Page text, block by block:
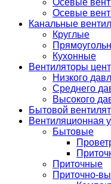
Осевые
Осевые
Канальные
Круглые
Кухонные
Вентиляторы
Низкого
Среднего
Высокого
Бытовой
Вентиляционная
Бытовые
Приточные
Приточно-